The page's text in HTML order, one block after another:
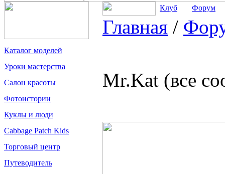
Каталог моделей
Уроки мастерства
Салон красоты
Фотоистории
Куклы и люди
Cabbage Patch Kids
Торговый центр
Путеводитель
Клуб Форум
Главная /
Mr.Kat (все